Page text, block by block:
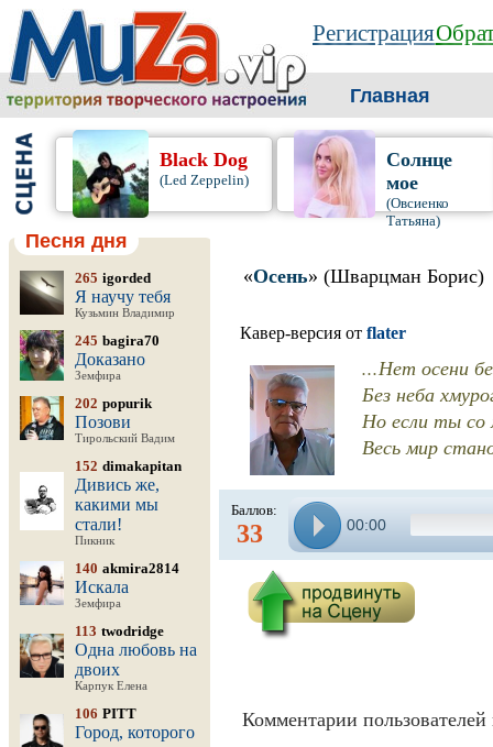
Регистрация
Главная
Black Dog
(Led Zeppelin)
Солнце
мое
(Овсиенко
Татьяна)
Песня дня
265 igorded
Я научу тебя
Кузьмин Владимир
245 bagira70
Доказано
Земфира
202 popurik
Позови
Тирольский Вадим
152 dimakapitan
Дивись же,
какими мы
стали!
Пикник
140 akmira2814
Искала
Земфира
113 twodridge
Одна любовь на
двоих
Карпук Елена
106 PITT
Город, которого
«Осень» (Шварцман Борис)
Кавер-версия от flater
...Нет осени
Без неба
Но если ты со
Весь мир
Баллов:
33 00:00
Комментарии пользователей